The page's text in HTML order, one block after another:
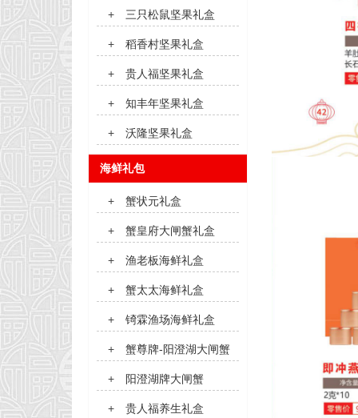
+ 三只松鼠坚果礼盒
+ 稻香村坚果礼盒
+ 贵人福坚果礼盒
+ 知丰年坚果礼盒
+ 沃隆坚果礼盒
海鲜礼包
+ 蟹状元礼盒
+ 蟹皇府大闸蟹礼盒
+ 渔老板海鲜礼盒
+ 蟹太太海鲜礼盒
+ 锜霖渔场海鲜礼盒
+ 蟹尊牌-阳澄湖大闸蟹
+ 阳澄湖牌大闸蟹
+ 贵人福养生礼盒